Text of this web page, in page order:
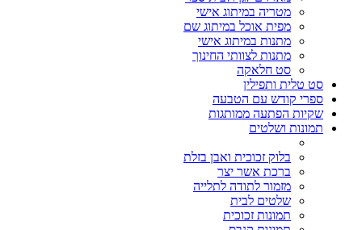
מטריה במיתוג אישי
מפית אוכל במיתוג שם
מתנות במיתוג אישי
מתנות לצוותי החינוך
סט חלאקה
סט טלית ותפילין
ספרי קודש עם הטבעה
שקיות הפתעה ממותגות
תמונות ושלטים
בלוק זכוכית ואבן בזלת
ברכת אשר יצר
מזמור לתודה לתלייה
שלטים לבית
תמונות זכוכית